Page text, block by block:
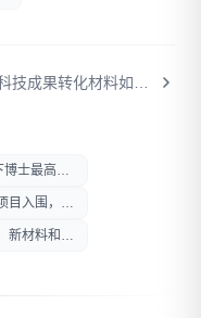
士最高拿
入围，AI
材料和AI